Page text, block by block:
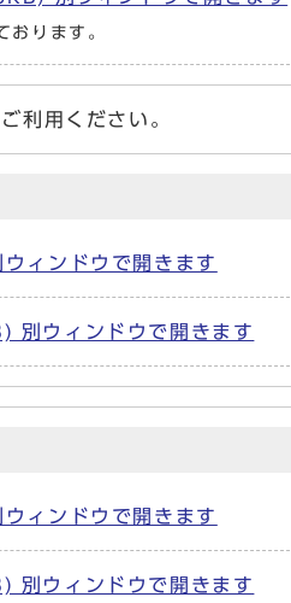
おります。
利用ください。
ィンドウで開きます
ウィンドウで開きます
ィンドウで開きます
ウィンドウで開きます